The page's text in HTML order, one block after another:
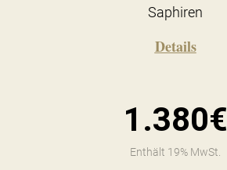
Saphiren
Details
1.380€
Enthält 19% MwSt.